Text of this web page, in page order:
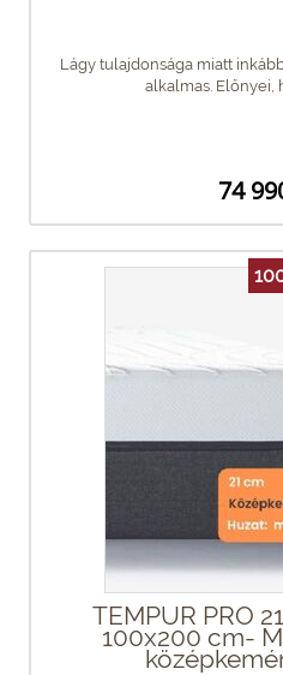
Lágy tulajdonsága miatt
alkalmas. Előnyei,
74
TEMPUR PRO
100x200 cm-